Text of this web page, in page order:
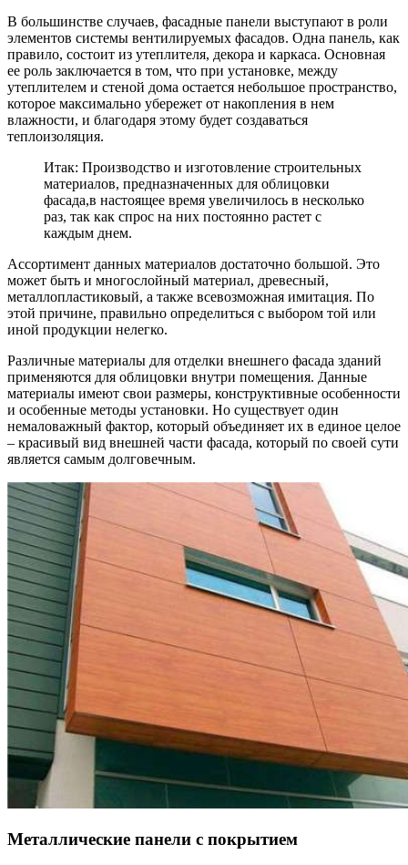
В большинстве случаев, фасадные панели выступают в роли
элементов системы вентилируемых фасадов. Одна панель, как
правило, состоит из утеплителя, декора и каркаса. Основная
ее роль заключается в том, что при установке, между
утеплителем и стеной дома остается небольшое пространство,
которое максимально убережет от накопления в нем
влажности, и благодаря этому будет создаваться
теплоизоляция.
Итак: Производство и изготовление строительных
материалов, предназначенных для облицовки
фасада,в настоящее время увеличилось в несколько
раз, так как спрос на них постоянно растет с
каждым днем.
Ассортимент данных материалов достаточно большой. Это
может быть и многослойный материал, древесный,
металлопластиковый, а также всевозможная имитация. По
этой причине, правильно определиться с выбором той или
иной продукции нелегко.
Различные материалы для отделки внешнего фасада зданий
применяются для облицовки внутри помещения. Данные
материалы имеют свои размеры, конструктивные особенности
и особенные методы установки. Но существует один
немаловажный фактор, который объединяет их в единое целое
– красивый вид внешней части фасада, который по своей сути
является самым долговечным.
Металлические панели с покрытием